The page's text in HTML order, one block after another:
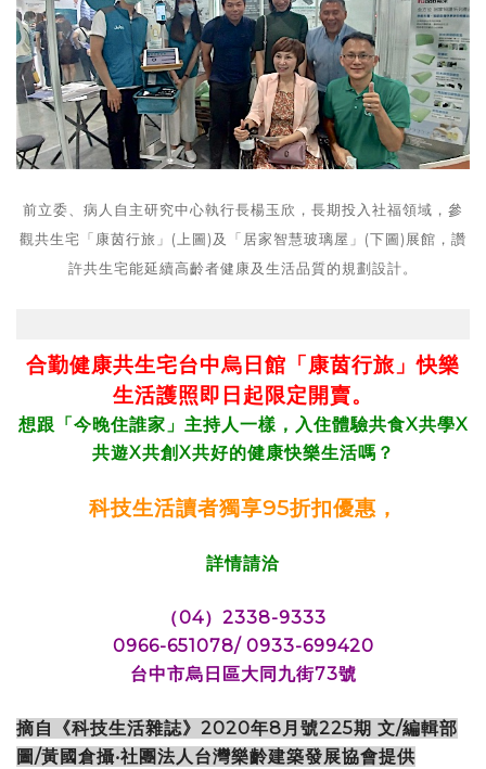
前立委、病人自主研究中心執行長楊玉欣，長期投入社福領域，參
觀共生宅「康茵行旅」(上圖)及「居家智慧玻璃屋」(下圖)展館，讚
許共生宅能延續高齡者健康及生活品質的規劃設計。
合勤健康共生宅台中烏日館「康茵行旅」快樂
生活護照即日起限定開賣。
想跟「今晚住誰家」主持人一樣，入住體驗共食X共學X
共遊X共創X共好的健康快樂生活嗎？
科技生活讀者獨享95折扣優惠，
詳情請洽
（04）2338-9333
0966-651078/ 0933-699420
台中市烏日區大同九街73號
摘自《科技生活雜誌》2020年8月號225期 文/編輯部
圖/黃國倉攝‧社團法人台灣樂齡建築發展協會提供